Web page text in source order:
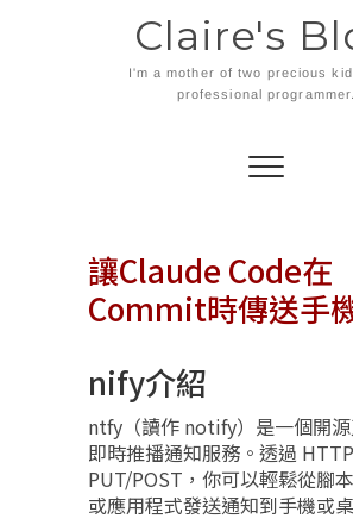
Claire's
I'm a mother of two precious
professional programmer.
讓Claude Code在
Commit時傳送手
nify介紹
ntfy（讀作 notify）是一個開
即時推播通知服務。透過 HTTP
PUT/POST，你可以輕鬆從腳
或應用程式發送通知到手機或